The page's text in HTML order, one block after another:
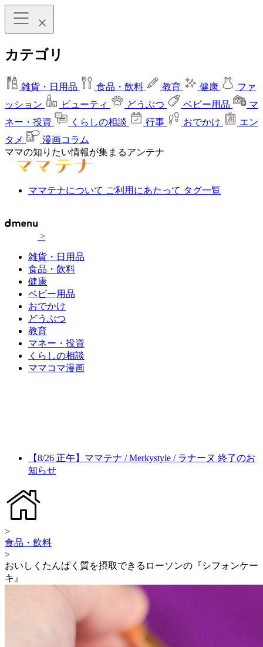
カテゴリ
雑貨・日用品 食品・飲料 教育 健康
ファ
ッション
ビューティ どうぶつ ベビー用品
マ
ネー・投資
くらしの相談 行事 おでかけ
エン
タメ
漫画コラム
ママの知りたい情報が集まるアンテナ
ママテナについて ご利用にあたって タグ一覧
>
雑貨・日用品
食品・飲料
健康
ベビー用品
おでかけ
どうぶつ
教育
マネー・投資
くらしの相談
ママコマ漫画
【8/26 正午】ママテナ / Merkystyle / ラナーヌ 終了のお
知らせ
>
食品・飲料
>
おいしくたんぱく質を摂取できるローソンの『シフォンケー
キ』